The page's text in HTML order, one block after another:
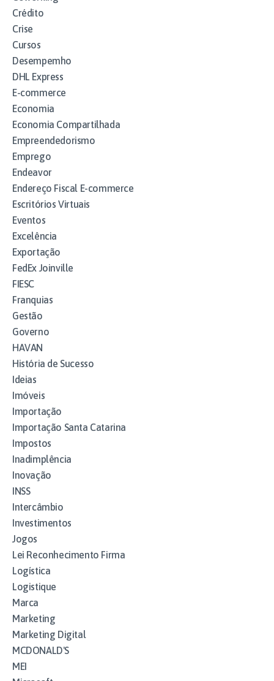
Crédito
Crise
Cursos
Desempemho
DHL Express
E-commerce
Economia
Economia Compartilhada
Empreendedorismo
Emprego
Endeavor
Endereço Fiscal E-commerce
Escritórios Virtuais
Eventos
Excelência
Exportação
FedEx Joinville
FIESC
Franquias
Gestão
Governo
HAVAN
História de Sucesso
Ideias
Imóveis
Importação
Importação Santa Catarina
Impostos
Inadimplência
Inovação
INSS
Intercâmbio
Investimentos
Jogos
Lei Reconhecimento Firma
Logística
Logistique
Marca
Marketing
Marketing Digital
MCDONALD'S
MEI